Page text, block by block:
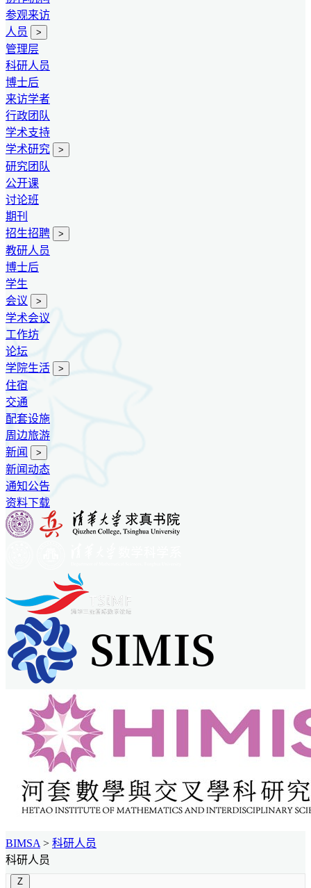
参观来访
人员
>
管理层
科研人员
博士后
来访学者
行政团队
学术支持
学术研究
>
研究团队
公开课
讨论班
期刊
招生招聘
>
教研人员
博士后
学生
会议
>
学术会议
工作坊
论坛
学院生活
>
住宿
交通
配套设施
周边旅游
新闻
>
新闻动态
通知公告
资料下载
BIMSA > 科研人员
科研人员
Z